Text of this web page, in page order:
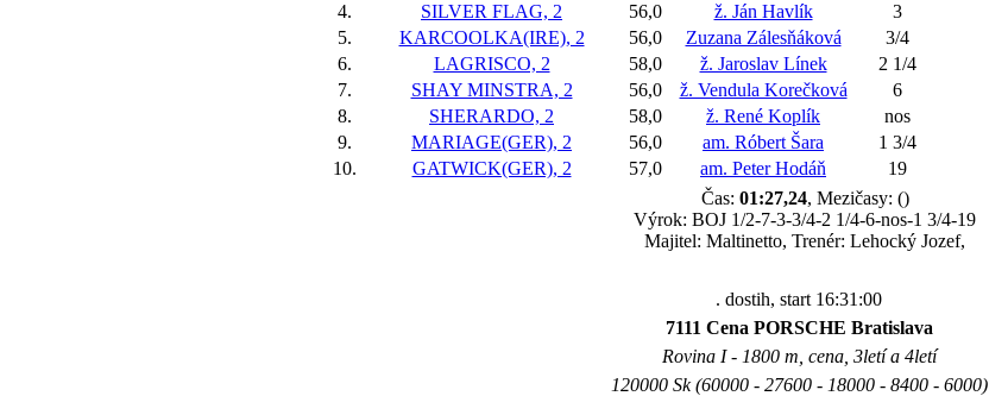
4.
SILVER FLAG, 2 56,0 ž. Ján Havlík 3
5.
KARCOOLKA(IRE), 2 56,0 Zuzana Zálesňáková 3/4
6.
LAGRISCO, 2 58,0 ž. Jaroslav Línek 2 1/4
7.
SHAY MINSTRA, 2 56,0 ž. Vendula Korečková 6
8.
SHERARDO, 2 58,0 ž. René Koplík nos
9.
MARIAGE(GER), 2 56,0 am. Róbert Šara 1 3/4
10.
GATWICK(GER), 2 57,0 am. Peter Hodáň 19
Čas: 01:27,24, Mezičasy: ()
Výrok: BOJ 1/2-7-3-3/4-2 1/4-6-nos-1 3/4-19
Majitel: Maltinetto, Trenér: Lehocký Jozef,
. dostih, start 16:31:00
7111 Cena PORSCHE Bratislava
Rovina I - 1800 m, cena, 3letí a 4letí
120000 Sk (60000 - 27600 - 18000 - 8400 - 6000)